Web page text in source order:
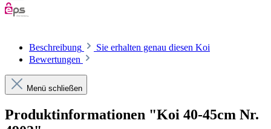
Beschreibung
Sie erhalten genau diesen Koi
Bewertungen
Menü schließen
Produktinformationen "Koi 40-45cm Nr.